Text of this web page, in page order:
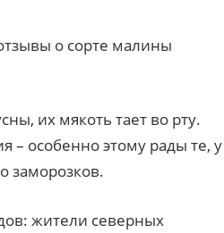
о сорте малины
их мякоть тает во рту.
– особенно этому рады те, у
заморозков.
жители северных